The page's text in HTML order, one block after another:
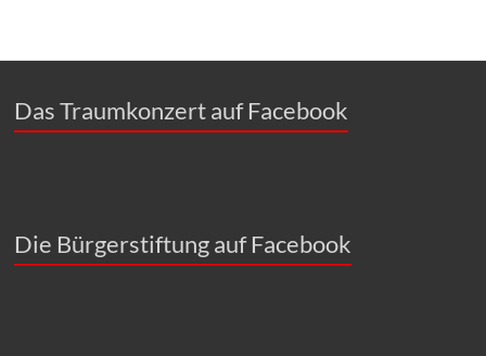
Das Traumkonzert auf Facebook
Die Bürgerstiftung auf Facebook